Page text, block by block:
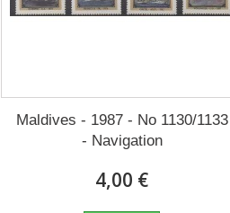
Maldives - 1987 - No 1130/1133
- Navigation
4,00 €